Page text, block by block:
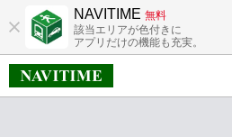
NAVITIME 無料
該当エリアが色付きに
アプリだけの機能も充実。